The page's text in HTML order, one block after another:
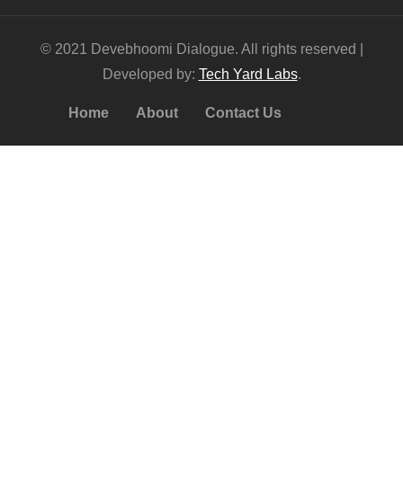
© 2021 Devebhoomi Dialogue. All rights reserved |
Developed by: Tech Yard Labs.
Home About Contact Us